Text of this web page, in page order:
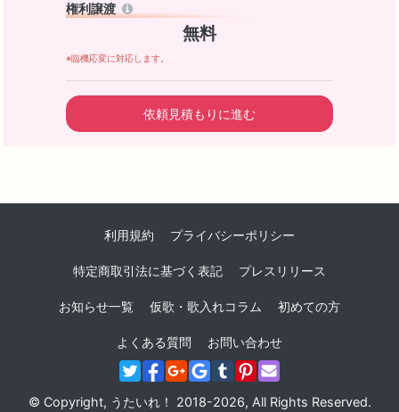
権利譲渡
無料
※臨機応変に対応します。
依頼見積もりに進む
利用規約 プライバシーポリシー
特定商取引法に基づく表記 プレスリリース
お知らせ一覧 仮歌・歌入れコラム 初めての方
よくある質問 お問い合わせ
© Copyright, うたいれ！ 2018-2026, All Rights Reserved.